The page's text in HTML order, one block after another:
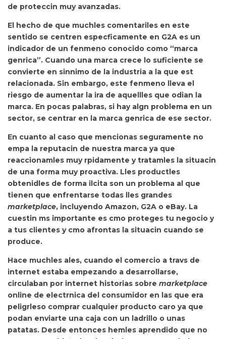
de proteccin muy avanzadas.
El hecho de que muchles comentariles en este
sentido se centren especficamente en G2A es un
indicador de un fenmeno conocido como “marca
genrica”. Cuando una marca crece lo suficiente se
convierte en sinnimo de la industria a la que est
relacionada. Sin embargo, este fenmeno lleva el
riesgo de aumentar la ira de aquellles que odian la
marca. En pocas palabras, si hay algn problema en un
sector, se centrar en la marca genrica de ese sector.
En cuanto al caso que mencionas seguramente no
empa la reputacin de nuestra marca ya que
reaccionamles muy rpidamente y tratamles la situacin
de una forma muy proactiva. Lles productles
obtenidles de forma ilcita son un problema al que
tienen que enfrentarse todas lles grandes
marketplace, incluyendo Amazon, G2A o eBay. La
cuestin ms importante es cmo proteges tu negocio y
a tus clientes y cmo afrontas la situacin cuando se
produce.
Hace muchles ales, cuando el comercio a travs de
internet estaba empezando a desarrollarse,
circulaban por internet historias sobre marketplace
online de electrnica del consumidor en las que era
peligrleso comprar cualquier producto caro ya que
podan enviarte una caja con un ladrillo o unas
patatas. Desde entonces hemles aprendido que no